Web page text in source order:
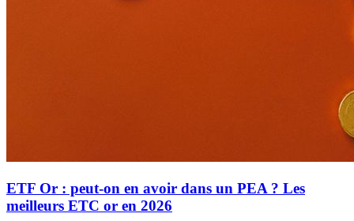
ETF Or : peut-on en avoir dans un PEA ? Les
meilleurs ETC or en 2026